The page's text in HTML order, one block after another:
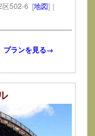
区502-6 [地図]｜
プランを見る→